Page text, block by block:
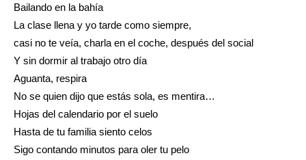
Bailando en la bahía
La clase llena y yo tarde como siempre,
casi no te veía, charla en el coche, después del social
Y sin dormir al trabajo otro día
Aguanta, respira
No se quien dijo que estás sola, es mentira…
Hojas del calendario por el suelo
Hasta de tu familia siento celos
Sigo contando minutos para oler tu pelo